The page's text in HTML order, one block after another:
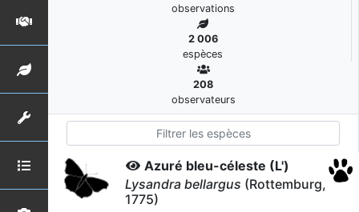
observations
2 006
espèces
208
observateurs
Azuré bleu-céleste (L')
Lysandra bellargus (Rottemburg,
1775)